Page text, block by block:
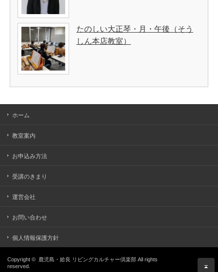
たのしい大正琴・月・午後（そう
しん本店教室）
ホーム
教室案内
お申込み方法
受講のきまり
運営会社
お問い合わせ
個人情報保護方針
Copyright © 鹿児島・姶良 リビングカルチャー倶楽部 All rights
reserved.